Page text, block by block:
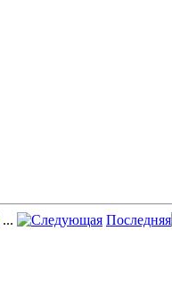
... Последняя